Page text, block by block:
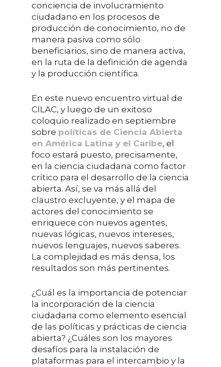
conciencia de involucramiento
ciudadano en los procesos de
producción de conocimiento, no de
manera pasiva como sólo
beneficiarios, sino de manera activa,
en la ruta de la definición de agenda
y la producción científica.
En este nuevo encuentro virtual de
CILAC, y luego de un exitoso
coloquio realizado en septiembre
sobre políticas de Ciencia Abierta
en América Latina y el Caribe, el
foco estará puesto, precisamente,
en la ciencia ciudadana como factor
crítico para el desarrollo de la ciencia
abierta. Así, se va más allá del
claustro excluyente, y el mapa de
actores del conocimiento se
enriquece con nuevos agentes,
nuevas lógicas, nuevos intereses,
nuevos lenguajes, nuevos saberes.
La complejidad es más densa, los
resultados son más pertinentes.
¿Cuál es la importancia de potenciar
la incorporación de la ciencia
ciudadana como elemento esencial
de las políticas y prácticas de ciencia
abierta? ¿Cuáles son los mayores
desafíos para la instalación de
plataformas para el intercambio y la